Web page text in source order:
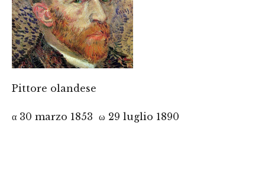
Pittore olandese
α 30 marzo 1853 ω 29 luglio 1890